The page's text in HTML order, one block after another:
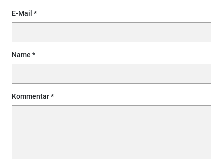
E-Mail
Name
Kommentar